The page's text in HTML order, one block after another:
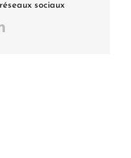
sociaux
LinkedIn